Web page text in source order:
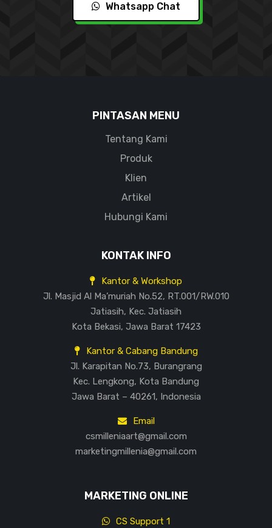
Whatsapp Chat
PINTASAN MENU
Tentang Kami
Produk
Klien
Artikel
Hubungi Kami
KONTAK INFO
Kantor & Workshop
Jl. Masjid Al Ma’muriah No.52, RT.001/RW.010
Jatiasih, Kec. Jatiasih
Kota Bekasi, Jawa Barat 17423
Kantor & Cabang Bandung
Jl. Karapitan No.73, Burangrang
Kec. Lengkong, Kota Bandung
Jawa Barat – 40261, Indonesia
Email
csmilleniaart@gmail.com
marketingmillenia@gmail.com
MARKETING ONLINE
CS Support 1